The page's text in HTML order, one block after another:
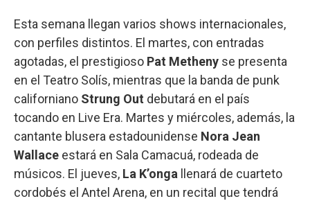
Esta semana llegan varios shows internacionales,
con perfiles distintos. El martes, con entradas
agotadas, el prestigioso Pat Metheny se presenta
en el Teatro Solís, mientras que la banda de punk
californiano Strung Out debutará en el país
tocando en Live Era. Martes y miércoles, además, la
cantante blusera estadounidense Nora Jean
Wallace estará en Sala Camacuá, rodeada de
músicos. El jueves, La K’onga llenará de cuarteto
cordobés el Antel Arena, en un recital que tendrá